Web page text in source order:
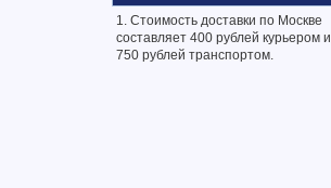
1. Стоимость доставки по Москве
составляет 400 рублей курьером и
750 рублей транспортом.